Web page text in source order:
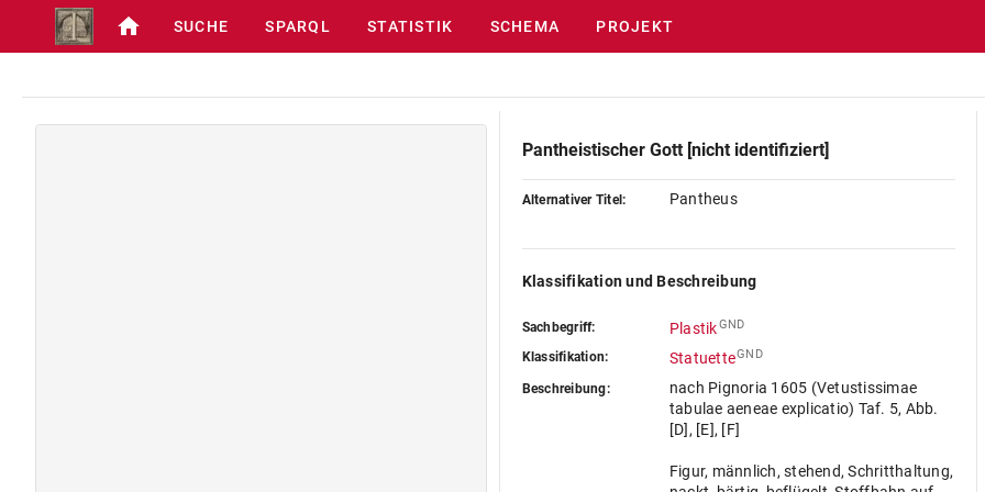
SUCHE SPARQL STATISTIK SCHEMA PROJEKT
Pantheistischer Gott [nicht identifiziert]
Alternativer Titel: Pantheus
Klassifikation und Beschreibung
Sachbegriff: PlastikGND
Klassifikation: StatuetteGND
Beschreibung:
nach Pignoria 1605 (Vetustissimae
tabulae aeneae explicatio) Taf. 5, Abb.
[D], [E], [F]
Figur, männlich, stehend, Schritthaltung,